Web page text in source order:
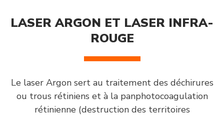
LASER ARGON ET LASER INFRA-
ROUGE
Le laser Argon sert au traitement des déchirures
ou trous rétiniens et à la panphotocoagulation
rétinienne (destruction des territoires